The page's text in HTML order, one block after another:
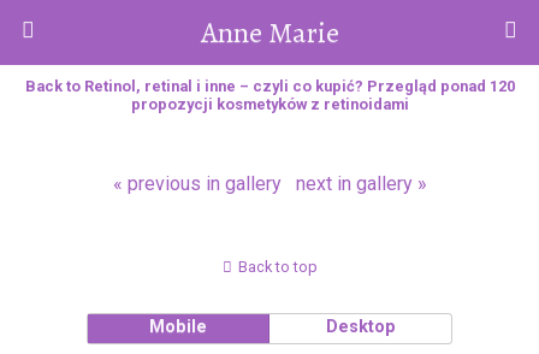
Anne Marie
Back to Retinol, retinal i inne – czyli co kupić? Przegląd ponad 120
propozycji kosmetyków z retinoidami
« previous in gallery next in gallery »
Back to top
Mobile Desktop